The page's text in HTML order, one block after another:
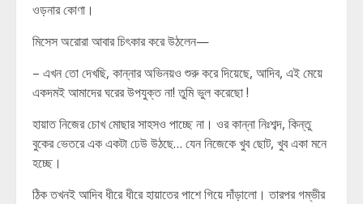
ওড়নার কোণা।
মিসেস অরোরা আবার চিৎকার করে উঠলেন—
– এখন তো দেখছি, কান্নার অভিনয়ও শুরু করে দিয়েছে, আদিব, এই মেয়ে
একদমই আমাদের ঘরের উপযুক্ত না! তুমি ভুল করেছো !
হায়াত নিজের চোখ মোছার সাহসও পাচ্ছে না। ওর কান্না নিঃশব্দ, কিন্তু
বুকের ভেতরে এক একটা ঢেউ উঠছে… যেন নিজেকে খুব ছোট, খুব একা মনে
হচ্ছে।
ঠিক তখনই আদিব ধীরে ধীরে হায়াতের পাশে গিয়ে দাঁড়ালো। তারপর গম্ভীর